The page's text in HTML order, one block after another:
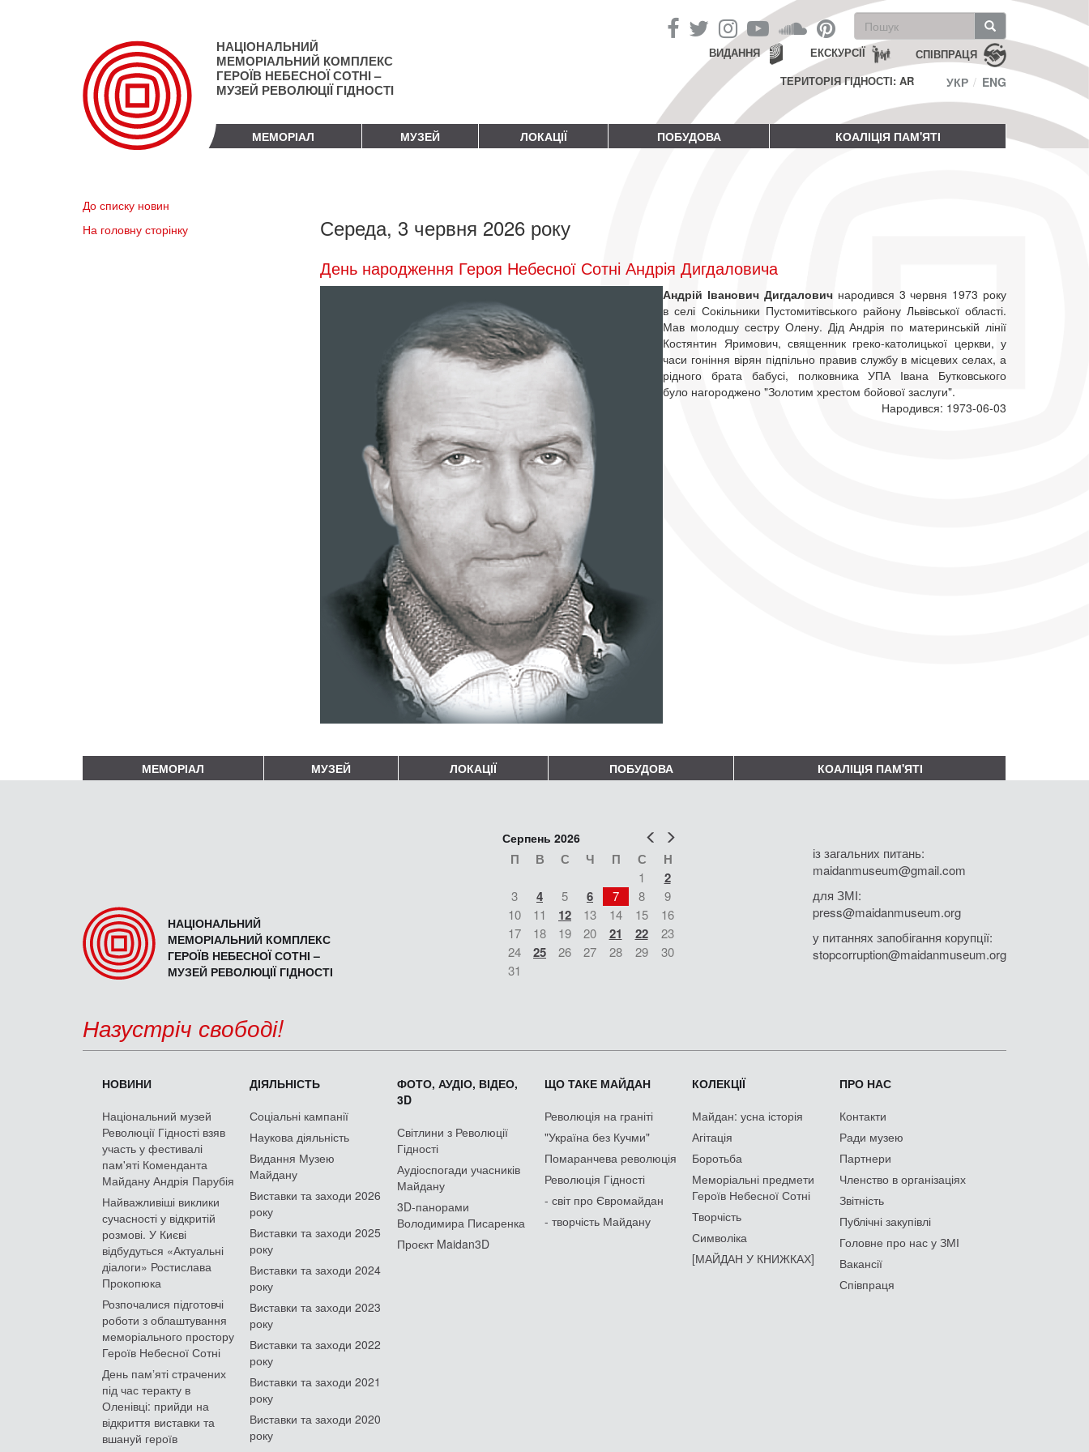
НАЦІОНАЛЬНИЙ
МЕМОРІАЛЬНИЙ КОМПЛЕКС
ГЕРОЇВ НЕБЕСНОЇ СОТНІ –
МУЗЕЙ РЕВОЛЮЦІЇ ГІДНОСТІ
Пошукова
форма
Пошук СПІВПРАЦЯ
ЕКСКУРСІЇ
ВИДАННЯ
ТЕРИТОРІЯ ГІДНОСТІ: AR
УКР ENG
МЕМОРІАЛ МУЗЕЙ ЛОКАЦІЇ ПОБУДОВА КОАЛІЦІЯ ПАМ'ЯТІ
До списку новин
На головну сторінку
Середа, 3 червня 2026 року
День народження Героя Небесної Сотні Андрія Дигдаловича
Андрій Іванович Дигдаловичнародився 3 червня 1973 року
в селі Сокільники Пустомитівського району Львівської області.
Мав молодшу сестру Олену. Дід Андрія по материнській лінії
Костянтин Яримович, священник греко-католицької церкви, у
часи гоніння вірян підпільно правив службу в місцевих селах, а
рідного брата бабусі, полковника УПА Івана Бутковського
було нагороджено "Золотим хрестом бойової заслуги".
Народився: 1973-06-03
МЕМОРІАЛ МУЗЕЙ ЛОКАЦІЇ ПОБУДОВА КОАЛІЦІЯ ПАМ'ЯТІ
НАЦІОНАЛЬНИЙ
МЕМОРІАЛЬНИЙ КОМПЛЕКС
ГЕРОЇВ НЕБЕСНОЇ СОТНІ –
МУЗЕЙ РЕВОЛЮЦІЇ ГІДНОСТІ
Попер
Серпень 2026
П В С Ч П С Н
1 2
3 4 5 6 7 8
9
10
11 12 13 14 15
16
17
18 19 20 21 22
23
24
25 26 27 28 29
30
31
із загальних питань:
maidanmuseum@gmail.com
для ЗМІ:
press@maidanmuseum.org
у питаннях запобігання корупції:
stopcorruption@maidanmuseum.org
Назустріч свободі!
НОВИНИ
Національний музей
Революції Гідності взяв
участь у фестивалі
пам'яті Коменданта
Майдану Андрія Парубія
Найважливіші виклики
сучасності у відкритій
розмові. У Києві
відбудуться «Актуальні
діалоги» Ростислава
Прокопюка
Розпочалися підготовчі
роботи з облаштування
меморіального простору
Героїв Небесної Сотні
День памʼяті страчених
під час теракту в
Оленівці: прийди на
відкриття виставки та
вшануй героїв
ДІЯЛЬНІСТЬ
Соціальні кампанії
Наукова діяльність
Видання Музею
Майдану
Виставки та заходи 2026
року
Виставки та заходи 2025
року
Виставки та заходи 2024
року
Виставки та заходи 2023
року
Виставки та заходи 2022
року
Виставки та заходи 2021
року
Виставки та заходи 2020
року
ФОТО, АУДІО, ВІДЕО,
3D
Світлини з Революції
Гідності
Аудіоспогади учасників
Майдану
3D-панорами
Володимира Писаренка
Проєкт Maidan3D
ЩО ТАКЕ МАЙДАН
Революція на граніті
"Україна без Кучми"
Помаранчева революція
Революція Гідності
- світ про Євромайдан
- творчість Майдану
КОЛЕКЦІЇ
Майдан: усна історія
Агітація
Боротьба
Меморіальні предмети
Героїв Небесної Сотні
Творчість
Символіка
[МАЙДАН У КНИЖКАХ]
ПРО НАС
Контакти
Ради музею
Партнери
Членство в організаціях
Звітність
Публічні закупівлі
Головне про нас у ЗМІ
Вакансії
Співпраця